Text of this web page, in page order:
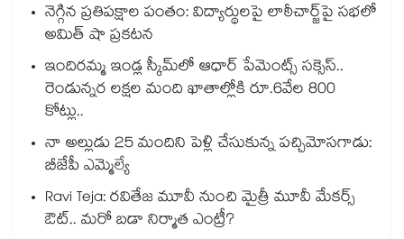
నెగ్గిన ప్రతిపక్షాల పంతం: విద్యార్థులపై లాఠీచార్జ్‎పై సభలో
అమిత్ షా ప్రకటన
ఇందిరమ్మ ఇండ్ల స్కీమ్‌‌‌‌‌‌‌‌లో ఆధార్ పేమెంట్స్ సక్సెస్..
రెండున్నర లక్షల మంది ఖాతాల్లోకి రూ.6వేల 800
కోట్లు..
నా అల్లుడు 25 మందిని పెళ్లి చేసుకున్న పచ్చిమోసగాడు:
బీజేపీ ఎమ్మెల్యే
Ravi Teja: రవితేజ మూవీ నుంచి మైత్రీ మూవీ మేకర్స్
ఔట్.. మరో బడా నిర్మాత ఎంట్రీ?